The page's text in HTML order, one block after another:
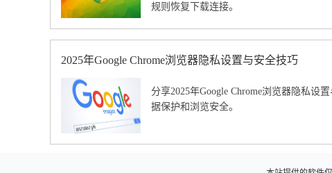
规则恢复下载连接。
2025年Google Chrome浏览器隐私设置与安全技巧
分享2025年Google Chrome浏览器隐私设
据保护和浏览安全。